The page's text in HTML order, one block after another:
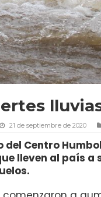
21 de septiembre de 2020
del Centro
lleven al país a